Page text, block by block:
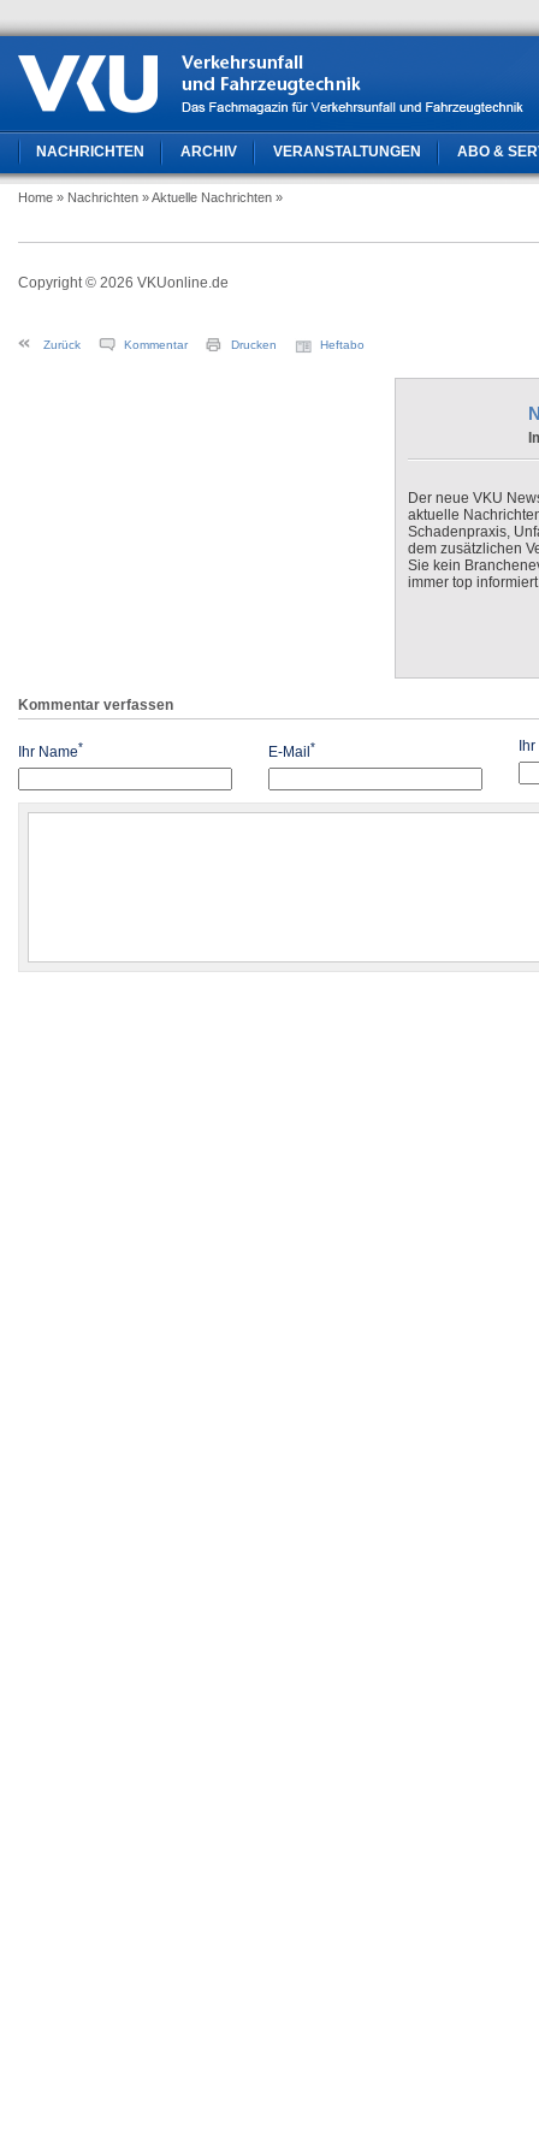
NACHRICHTEN ARCHIV VERANSTALTUNGEN ABO &
Home » Nachrichten » Aktuelle Nachrichten »
Copyright © 2026 VKUonline.de
Zurück Kommentar Drucken Heftabo
Der neue VKU
aktuelle
Schadenpraxis,
dem zusätzlichen
Sie kein
immer top
Kommentar verfassen
Ihr Name* E-Mail *